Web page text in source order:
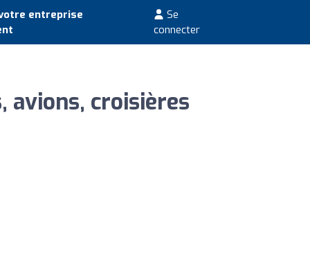
entreprise
Se
connecter
avions, croisières